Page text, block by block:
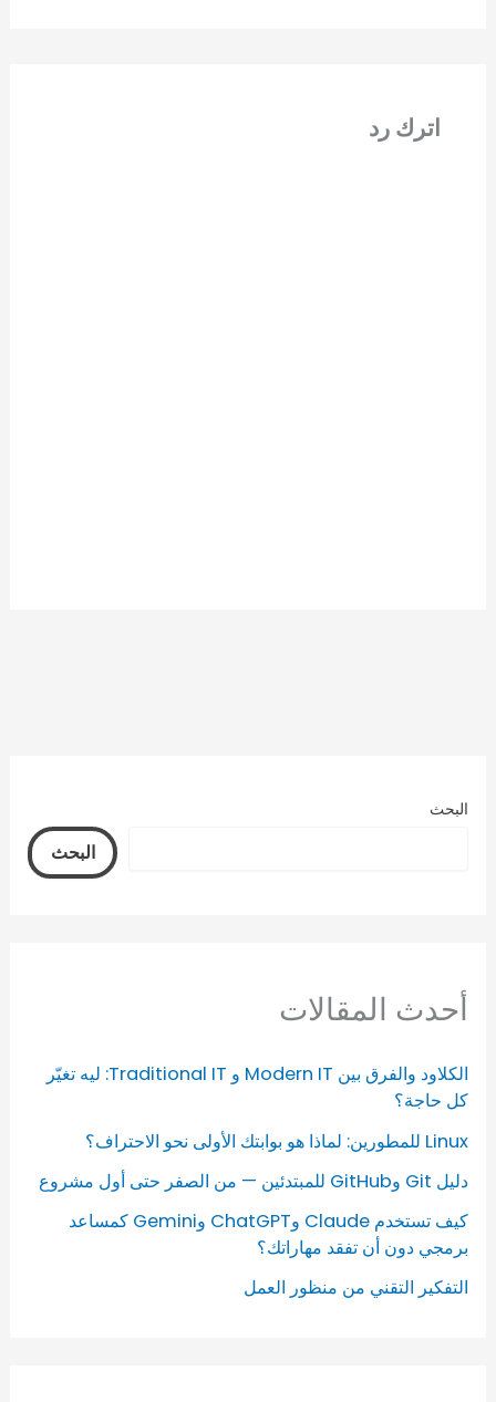
البحث
البحث
أحدث المقالات
الكلاود والفرق بين Modern IT و Traditional IT: ليه تغيّر
كل حاجة؟
Linux للمطورين: لماذا هو بوابتك الأولى نحو الاحتراف؟
دليل Git وGitHub للمبتدئين — من الصفر حتى أول مشروع
كيف تستخدم Claude وChatGPT وGemini كمساعد
برمجي دون أن تفقد مهاراتك؟
التفكير التقني من منظور العمل
اترك رد